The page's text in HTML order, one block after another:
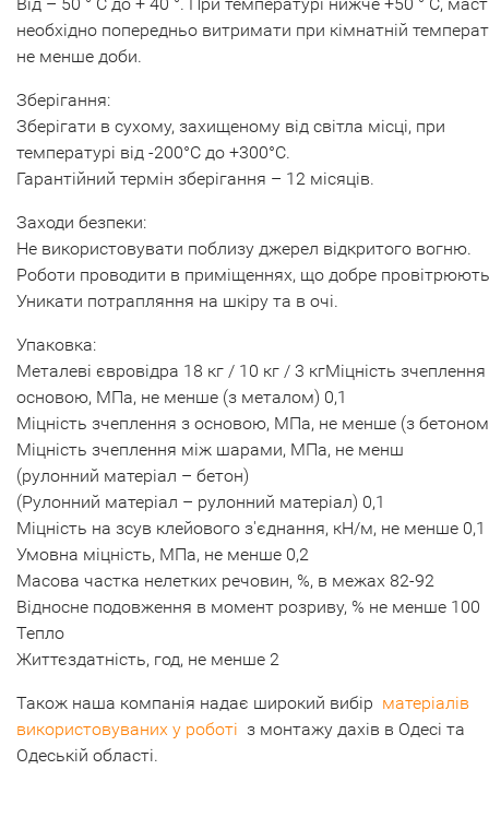
необхідно попередньо витримати при кімнатній
не менше доби.
Зберігання:
Зберігати в сухому, захищеному від світла місці, при
температурі від -200°С до +300°С.
Гарантійний термін зберігання – 12 місяців.
Заходи безпеки:
Не використовувати поблизу джерел відкритого вогню.
Роботи проводити в приміщеннях, що добре
Уникати потрапляння на шкіру та в очі.
Упаковка:
Металеві євровідра 18 кг / 10 кг / 3 кгМіцність зчеплення
основою, МПа, не менше (з металом) 0,1
Міцність зчеплення з основою, МПа, не менше (з
Міцність зчеплення між шарами, МПа, не менш
(рулонний матеріал – бетон)
(Рулонний матеріал – рулонний матеріал) 0,1
Міцність на зсув клейового з'єднання, кН/м, не менше 0,1
Умовна міцність, МПа, не менше 0,2
Масова частка нелетких речовин, %, в межах 82-92
Відносне подовження в момент розриву, % не менше 100
Тепло
Життєздатність, год, не менше 2
Також наша компанія надає широкий вибір матеріалів
використовуваних у роботі з монтажу дахів в Одесі та
Одеській області.